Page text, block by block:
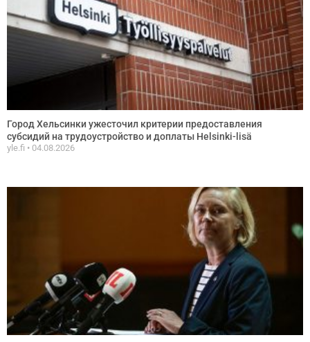
Город Хельсинки ужесточил критерии предоставления
субсидий на трудоустройство и доплаты Helsinki-lisä
yle.fi 04.08.2026